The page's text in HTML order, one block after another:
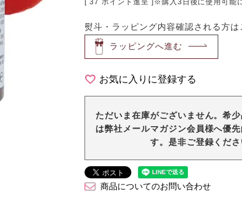
熨斗・ラッピング内容確認される方は
ラッピングへ進む
お気に入りに登録する
ただいま在庫がございません。希
は弊社メールマガジン会員様へ優
す。是非ご登録くださ
商品についてのお問い合わせ